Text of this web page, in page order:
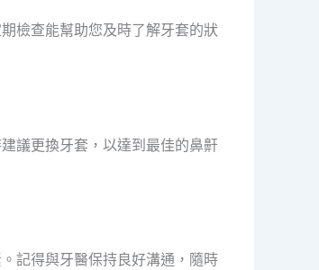
檢查能幫助您及時了解牙套的狀
議更換牙套，以達到最佳的鼻鼾
記得與牙醫保持良好溝通，隨時